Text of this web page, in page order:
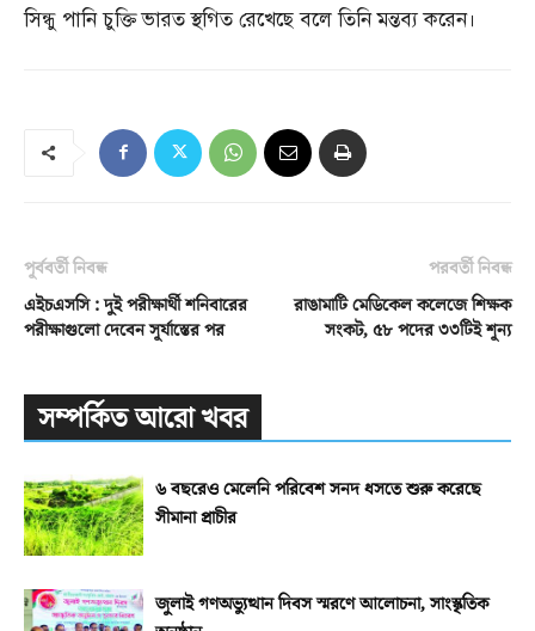
সিন্ধু পানি চুক্তি ভারত স্থগিত রেখেছে বলে তিনি মন্তব্য করেন।
পূর্ববর্তী নিবন্ধ
এইচএসসি : দুই পরীক্ষার্থী শনিবারের
পরীক্ষাগুলো দেবেন সূর্যাস্তের পর
পরবর্তী নিবন্ধ
রাঙামাটি মেডিকেল কলেজে শিক্ষক
সংকট, ৫৮ পদের ৩৩টিই শূন্য
সম্পর্কিত আরো খবর
৬ বছরেও মেলেনি পরিবেশ সনদ ধসতে শুরু করেছে
সীমানা প্রাচীর
জুলাই গণঅভ্যুত্থান দিবস স্মরণে আলোচনা, সাংস্কৃতিক